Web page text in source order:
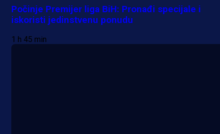
Počinje Premijer liga BiH: Pronađi specijale i
iskoristi jedinstvenu ponudu
1 h 45 min